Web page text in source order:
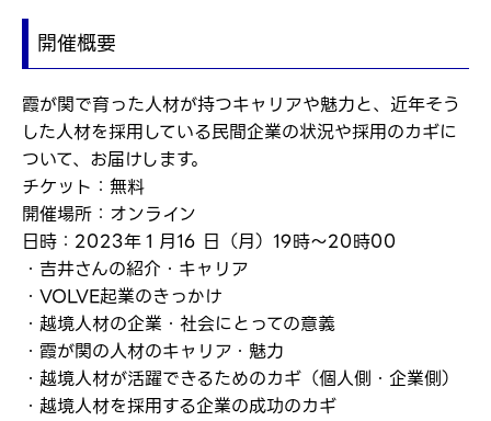
開催概要
霞が関で育った人材が持つキャリアや魅力と、近年そう
した人材を採用している民間企業の状況や採用のカギに
ついて、お届けします。
チケット：無料
開催場所：オンライン
日時：2023年１月16 日（月）19時～20時00
・吉井さんの紹介・キャリア
・VOLVE起業のきっかけ
・越境人材の企業・社会にとっての意義
・霞が関の人材のキャリア・魅力
・越境人材が活躍できるためのカギ（個人側・企業側）
・越境人材を採用する企業の成功のカギ